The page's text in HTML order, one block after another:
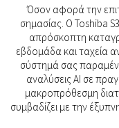
Όσον αφορά την
σημασίας. Ο Toshiba
απρόσκοπτη
εβδομάδα και ταχεία
σύστημά σας
αναλύσεις AI σε
μακροπρόθεσμη
συμβαδίζει με την